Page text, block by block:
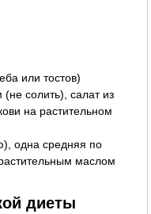
или тостов)
солить), салат из
на растительном
одна средняя по
маслом
диеты